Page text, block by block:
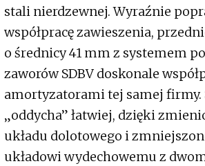
stali nierdzewnej. Wyraźnie
współpracę zawieszenia,
o średnicy 41 mm z systemem
zaworów SDBV doskonale
amortyzatorami tej samej
„oddycha” łatwiej, dzięki
układu dolotowego i
układowi wydechowemu z